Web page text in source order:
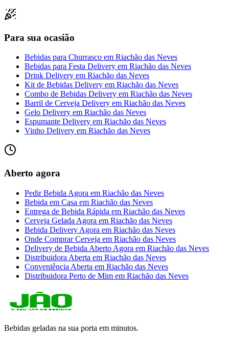
Para sua ocasião
Bebidas para Churrasco em Riachão das Neves
Bebidas para Festa Delivery em Riachão das Neves
Drink Delivery em Riachão das Neves
Kit de Bebidas Delivery em Riachão das Neves
Combo de Bebidas Delivery em Riachão das Neves
Barril de Cerveja Delivery em Riachão das Neves
Gelo Delivery em Riachão das Neves
Espumante Delivery em Riachão das Neves
Vinho Delivery em Riachão das Neves
Aberto agora
Pedir Bebida Agora em Riachão das Neves
Bebida em Casa em Riachão das Neves
Entrega de Bebida Rápida em Riachão das Neves
Cerveja Gelada Agora em Riachão das Neves
Bebida Delivery Agora em Riachão das Neves
Onde Comprar Cerveja em Riachão das Neves
Delivery de Bebida Aberto Agora em Riachão das Neves
Distribuidora Aberta em Riachão das Neves
Conveniência Aberta em Riachão das Neves
Distribuidora Perto de Mim em Riachão das Neves
Bebidas geladas na sua porta em minutos.